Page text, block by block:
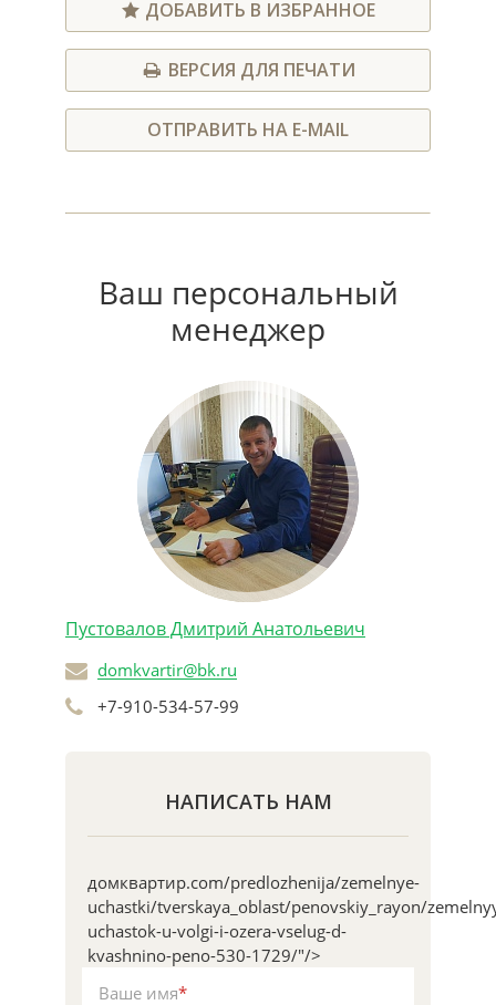
ДОБАВИТЬ В ИЗБРАННОЕ
ВЕРСИЯ ДЛЯ ПЕЧАТИ
ОТПРАВИТЬ НА E-MAIL
Ваш персональный
менеджер
Пустовалов Дмитрий Анатольевич
domkvartir@bk.ru
+7-910-534-57-99
НАПИСАТЬ НАМ
домквартир.com/predlozhenija/zemelnye-
uchastki/tverskaya_oblast/penovskiy_rayon/
uchastok-u-volgi-i-ozera-vselug-d-
kvashnino-peno-530-1729/"/>
Ваше имя*